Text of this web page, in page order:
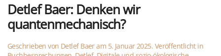
Detlef Baer: Denken wir
quantenmechanisch?
Geschrieben von Detlef Baeram 5. Januar 2025. Veröffentlicht in